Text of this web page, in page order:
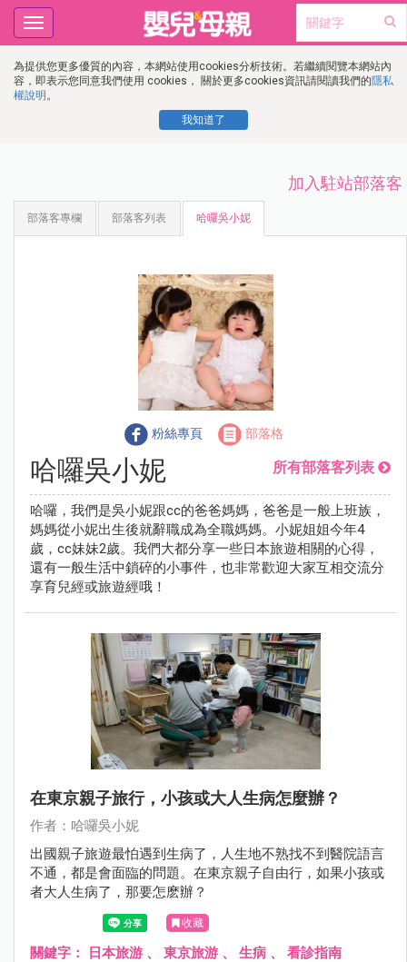
為提供您更多優質的內容，本網站使用cookies分析技術。若繼續閱覽本網站內
容，即表示您同意我們使用 cookies， 關於更多cookies資訊請閱讀我們的隱私
權說明 。
我知道了
Toggle
navigation
加入駐站部落客
部落客專欄 部落客列表 哈囉吳小妮
粉絲專頁 部落格
哈囉吳小妮 所有部落客列表
哈囉，我們是吳小妮跟cc的爸爸媽媽，爸爸是一般上班族，
媽媽從小妮出生後就辭職成為全職媽媽。小妮姐姐今年4
歲，cc妹妹2歲。我們大都分享一些日本旅遊相關的心得，
還有一般生活中鎖碎的小事件，也非常歡迎大家互相交流分
享育兒經或旅遊經哦！
在東京親子旅行，小孩或大人生病怎麼辦？
作者：哈囉吳小妮
出國親子旅遊最怕遇到生病了，人生地不熟找不到醫院語言
不通，都是會面臨的問題。在東京親子自由行，如果小孩或
者大人生病了，那要怎麽辦？
收藏
關鍵字： 日本旅游 、 東京旅游 、 生病 、 看診指南